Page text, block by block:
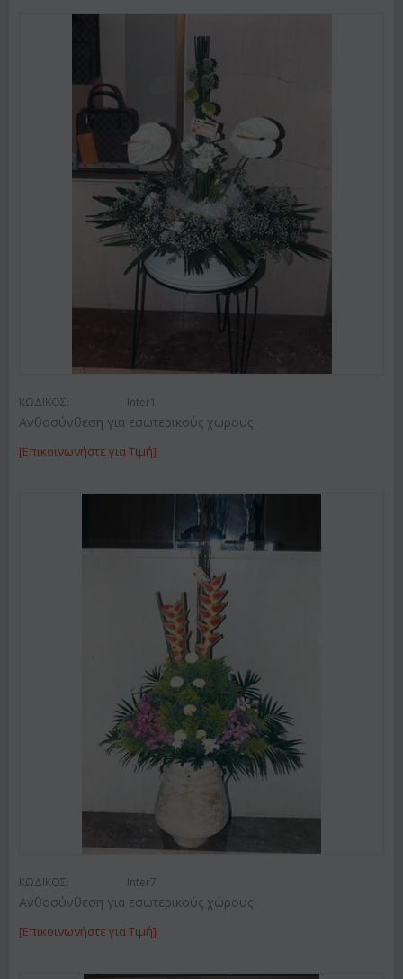
ΚΩΔΙΚΟΣ: Inter1
Ανθοσύνθεση για εσωτερικούς χώρους
[Επικοινωνήστε για Τιμή]
ΚΩΔΙΚΟΣ: Inter7
Ανθοσύνθεση για εσωτερικούς χώρους
[Επικοινωνήστε για Τιμή]